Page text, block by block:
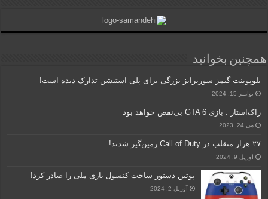
همچنین بخوانید
بلوپوینت گیمز سورپرایز بزرگی برای پلی استیشن تدارک دیده است!
نوامبر 15, 2024
راک‌استار : بازی GTA 6 بی‌نقص خواهد بود
می 24, 2023
۲۷ هزار متقلب در Call of Duty زمین‌گیر شدند!
آوریل 9, 2024
پوتین دستور ساخت کنسول بازی ملی را صادر کرد!
آوریل 2, 2024